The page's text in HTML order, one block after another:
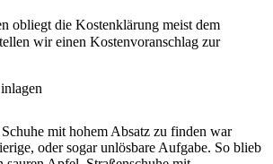
obliegt die Kostenklärung meist dem
wir einen Kostenvoranschlag zur
mit hohem Absatz zu finden war
oder sogar unlösbare Aufgabe. So blieb